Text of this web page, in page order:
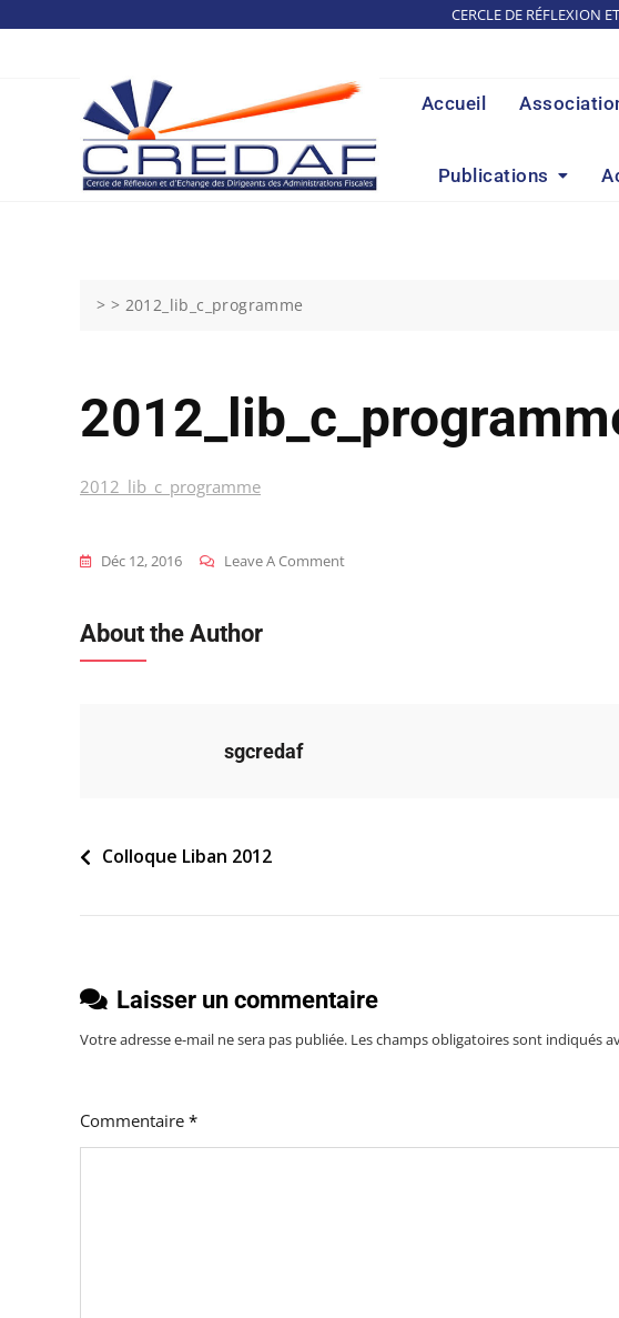
CERCLE DE RÉFLEXION
Accueil
Publications
> > 2012_lib_c_programme
2012_lib_c_programme
Déc 12, 2016 Leave A CommentOn
About the Author
sgcredaf
Navigation
Colloque Liban 2012
Laisser un commentaire
Votre adresse e-mail ne sera pas publiée. Les champs obligatoires sont indiqués
Commentaire *